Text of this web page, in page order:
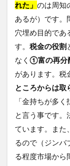
れた」 のは周知
あるが）です。
穴埋め目的であ
す。 税金の役割
なく ①富の再分
があります。税
ところからは取
「金持ちが多
と言う事です。
ています。また
るので（ジンバ
る程度市場から